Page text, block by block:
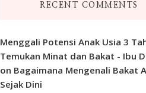
RECENT COMMENTS
Menggali Potensi Anak Usia 3
Temukan Minat dan Bakat - Ibu
on Bagaimana Mengenali Bakat
Sejak Dini